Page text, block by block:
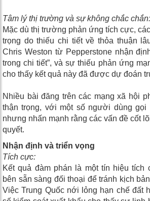
Tâm lý thị trường và sự không chắc chắn:
Mặc dù thị trường phản ứng tích cực,
trọng do thiếu chi tiết về thỏa thuận
Chris Weston từ Pepperstone nhận
trong chi tiết”, và sự thiếu phản ứng
cho thấy kết quả này đã được dự đoán
Nhiều bài đăng trên các mạng xã hội
thận trọng, với một số người dùng gọi
nhưng nhấn mạnh rằng các vấn đề cốt
quyết.
Nhận định và triển vọng
Tích cực:
Kết quả đàm phán là một tín hiệu tích
bên sẵn sàng đối thoại để tránh kịch
Việc Trung Quốc nới lỏng hạn chế đất